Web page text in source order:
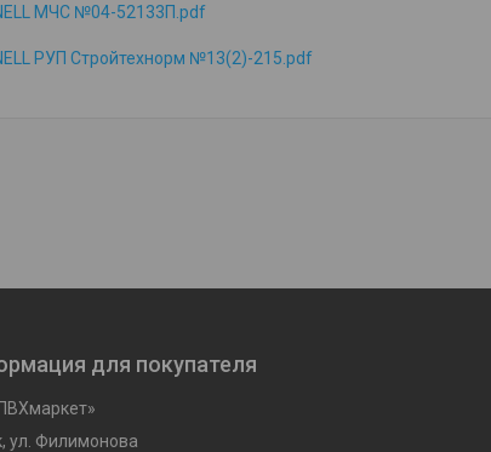
МЧС №04-52133П.pdf
РУП Стройтехнорм №13(2)-215.pdf
для покупателя
ул. Филимонова